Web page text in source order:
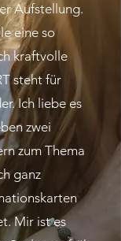
Aufstellung.
eine so
kraftvolle
steht für
Ich liebe es
zwei
zum Thema
ganz
Mir ist es